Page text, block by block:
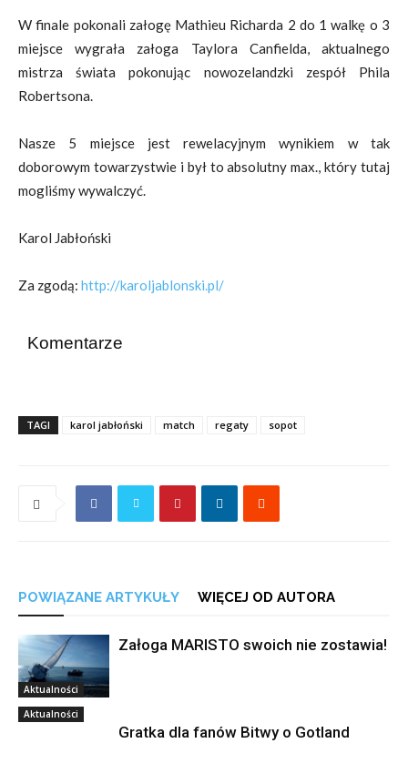
W finale pokonali załogę Mathieu Richarda 2 do 1 walkę o 3
miejsce wygrała załoga Taylora Canfielda, aktualnego
mistrza świata pokonując nowozelandzki zespół Phila
Robertsona.
Nasze 5 miejsce jest rewelacyjnym wynikiem w tak
doborowym towarzystwie i był to absolutny max., który tutaj
mogliśmy wywalczyć.
Karol Jabłoński
Za zgodą: http://karoljablonski.pl/
Komentarze
TAGI karol jabłoński match regaty sopot
POWIĄZANE ARTYKUŁY WIĘCEJ OD AUTORA
Aktualności
Załoga MARISTO swoich nie zostawia!
Aktualności
Gratka dla fanów Bitwy o Gotland